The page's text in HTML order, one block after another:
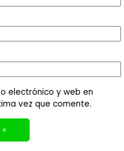
electrónico y web en
vez que comente.